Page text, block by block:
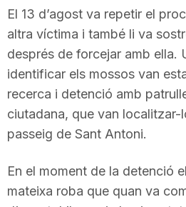
r
a
n
El 13 d’agost va repetir el
altra víctima i també li va
després de forcejar amb ella.
identificar els mossos van
recerca i detenció amb
ciutadana, que van localitzar-
passeig de Sant Antoni.
En el moment de la detenció
mateixa roba que quan va